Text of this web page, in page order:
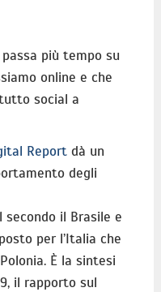
più tempo su
online e che
social a
Reportdà un
degli
il Brasile e
per l’Italia che
È la sintesi
il rapporto sul